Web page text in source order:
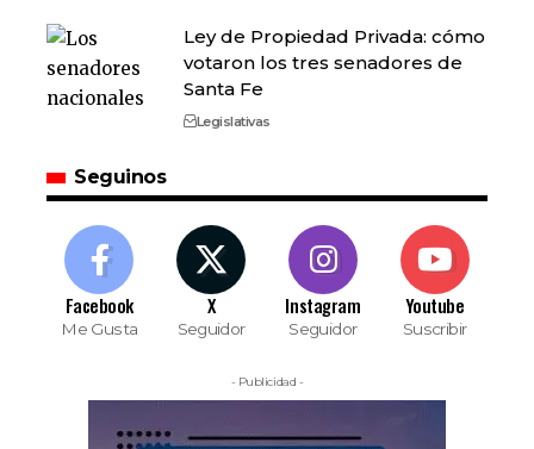
Ley de Propiedad Privada: cómo
votaron los tres senadores de
Santa Fe
Legislativas
Seguinos
Facebook
Me Gusta
X
Seguidor
Instagram
Seguidor
Youtube
Suscribir
- Publicidad -